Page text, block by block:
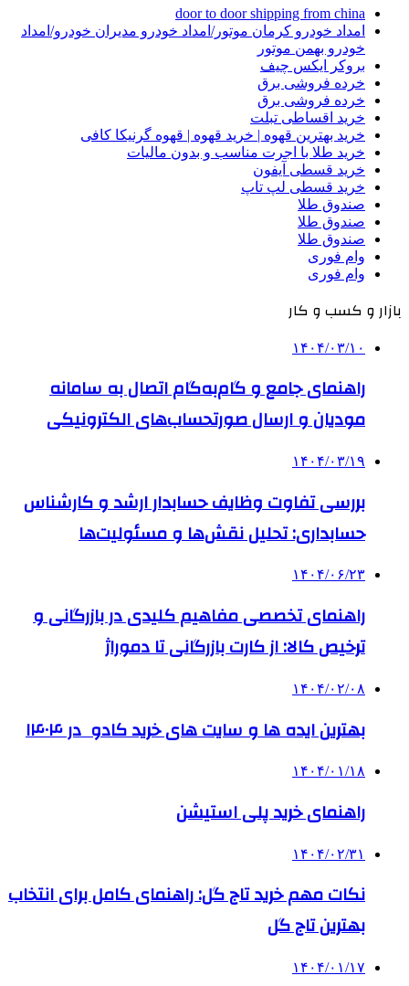
door to door shipping from china
امداد خودرو کرمان موتور/امداد خودرو مدیران خودرو/امداد
خودرو بهمن موتور
بروکر ایکس چیف
خرده فروشی برق
خرده فروشی برق
خرید اقساطی تبلت
خرید بهترین قهوه | خرید قهوه | قهوه گرنیکا کافی
خرید طلا با اجرت مناسب و بدون مالیات
خرید قسطی آیفون
خرید قسطی لپ تاپ
صندوق طلا
صندوق طلا
صندوق طلا
وام فوری
وام فوری
بازار و کسب و کار
۱۴۰۴/۰۳/۱۰
راهنمای جامع و گام‌به‌گام اتصال به سامانه
مودیان و ارسال صورتحساب‌های الکترونیکی
۱۴۰۴/۰۳/۱۹
بررسی تفاوت وظایف حسابدار ارشد و کارشناس
حسابداری: تحلیل نقش‌ها و مسئولیت‌ها
۱۴۰۴/۰۶/۲۳
راهنمای تخصصی مفاهیم کلیدی در بازرگانی و
ترخیص کالا: از کارت بازرگانی تا دموراژ
۱۴۰۴/۰۲/۰۸
بهترین ایده ها و سایت های خرید کادو در ۱۴۰۴
۱۴۰۴/۰۱/۱۸
راهنمای خرید پلی استیشن
۱۴۰۴/۰۲/۳۱
نکات مهم خرید تاج گل: راهنمای کامل برای انتخاب
بهترین تاج گل
۱۴۰۴/۰۱/۱۷